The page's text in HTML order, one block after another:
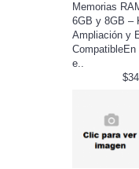
Memorias
6GB y 8GB –
Ampliación y
e..